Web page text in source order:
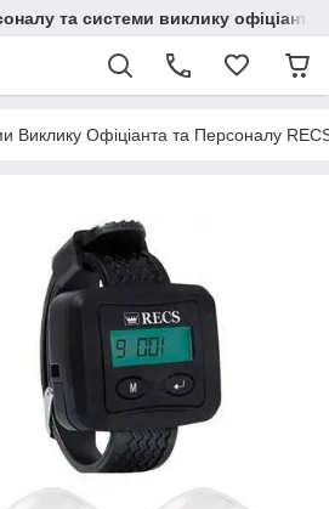
та системи виклику офіціанта
Виклику Офіціанта та Персоналу